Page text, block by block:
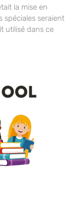
la mise en
seraient
utilisé dans ce